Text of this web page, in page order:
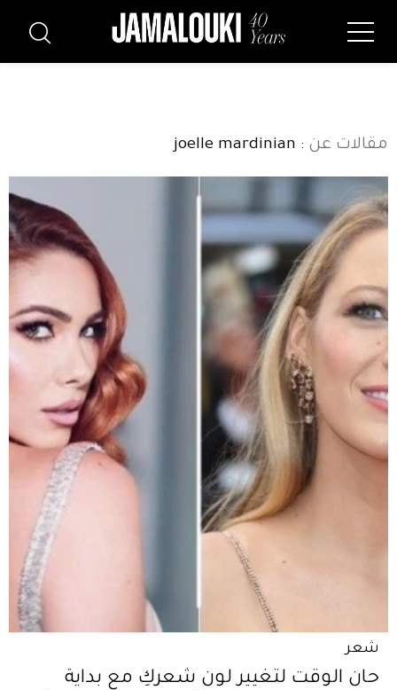
مقالات عن : joelle mardinian
شعر
حان الوقت لتغيير لون شعركِ مع بداية